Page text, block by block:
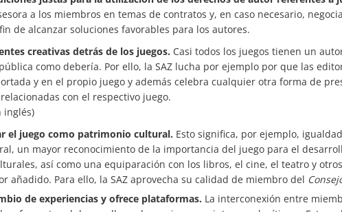
a los miembros en temas de contratos y, en caso necesario,
de alcanzar soluciones favorables para los autores.
creativas detrás de los juegos. Casi todos los juegos tienen un
como debería. Por ello, la SAZ lucha por ejemplo por que las
y en el propio juego y además celebra cualquier otra forma de
con el respectivo juego.
el juego como patrimonio cultural. Esto significa, por ejemplo,
un mayor reconocimiento de la importancia del juego para el
así como una equiparación con los libros, el cine, el teatro y
añadido. Para ello, la SAZ aprovecha su calidad de miembro del
de experiencias y ofrece plataformas. La interconexión entre